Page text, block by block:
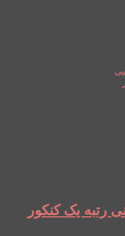
رتبه یک کنکور